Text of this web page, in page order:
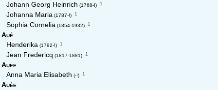
Johann Georg Heinrich (1768-!) 1
Johanna Maria (1787-!) 1
Sophia Cornelia (1854-1932) 1
Aué
Henderika (1792-!) 1
Jean Fredericq (1817-1881) 1
Auee
Anna Maria Elisabeth (-!) 1
Auée